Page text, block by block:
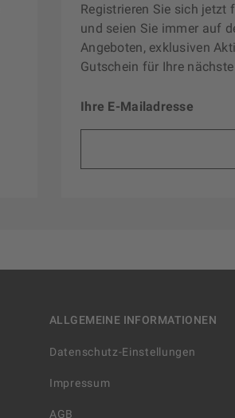
Registrieren Sie sich jetzt
und seien Sie immer auf
Angeboten, exklusiven
Gutschein für Ihre
Ihre E-Mailadresse
ALLGEMEINE INFORMATIONEN
Datenschutz-Einstellungen
Impressum
AGB